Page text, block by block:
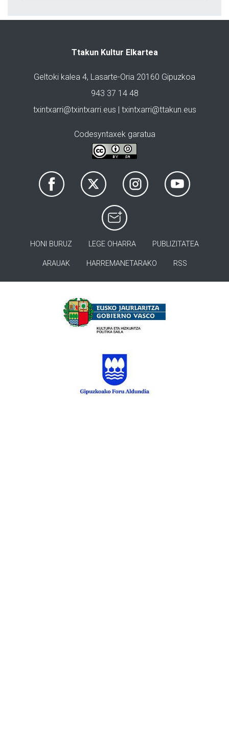
Ttakun Kultur Elkartea
Geltoki kalea 4, Lasarte-Oria 20160 Gipuzkoa
943 37 14 48
txintxarri@txintxarri.eus | txintxarri@ttakun.eus
Codesyntaxek garatua
HONI BURUZ LEGE OHARRA PUBLIZITATEA
ARAUAK HARREMANETARAKO RSS